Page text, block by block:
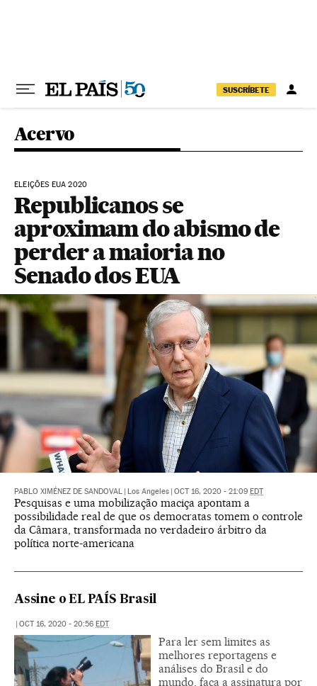
SUSCRÍBETE
Acervo
ELEIÇÕES EUA 2020
Republicanos se
aproximam do abismo de
perder a maioria no
Senado dos EUA
PABLO XIMÉNEZ DE SANDOVAL Los Angeles OCT 16, 2020 - 21:09 EDT
Pesquisas e uma mobilização maciça apontam a
possibilidade real de que os democratas tomem o controle
da Câmara, transformada no verdadeiro árbitro da
política norte-americana
Assine o EL PAÍS Brasil
OCT 16, 2020 - 20:56 EDT
Para ler sem limites as
melhores reportagens e
análises do Brasil e do
mundo, faça a assinatura por